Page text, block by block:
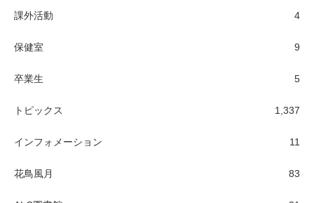
課外活動 4
保健室 9
卒業生 5
トピックス 1,337
インフォメーション 11
花鳥風月 83